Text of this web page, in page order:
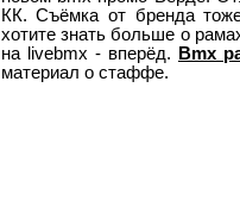
КК. Съёмка от бренда
хотите знать больше о
на livebmx - вперёд.
Bmx
материал о стаффе.